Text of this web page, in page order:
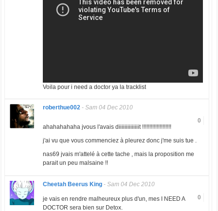
Voila pour i need a doctor ya la tracklist
roberthue002- Sam 04 Dec 2010
0
ahahahahaha jvous l'avais diiiiiiiiiiiiiit !!!!!!!!!!!!!!!!!!!!
j'ai vu que vous commenciez à pleurez donc j'me suis tue .
nas69 jvais m'attelé à cette tache , mais la proposition me
parait un peu malsaine !!
Cheetah Beerus King- Sam 04 Dec 2010
0
je vais en rendre malheureux plus d'un, mes I NEED A
DOCTOR sera bien sur Detox.